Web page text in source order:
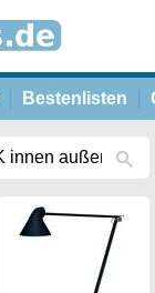
Bestenlisten